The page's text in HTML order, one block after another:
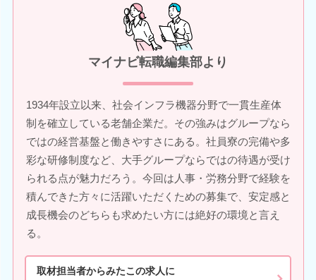
マイナビ転職編集部より
1934年設立以来、社会インフラ機器分野で一貫生産体
制を確立している老舗企業だ。その強みはグループなら
ではの経営基盤と働きやすさにある。社員寮の完備や多
彩な研修制度など、大手グループならではの待遇が受け
られる点が魅力だろう。今回は人事・労務分野で経験を
積んできた方々に活躍いただくための募集で、安定感と
成長機会のどちらも求めたい方には絶好の環境と言え
る。
取材担当者からみたこの求人に